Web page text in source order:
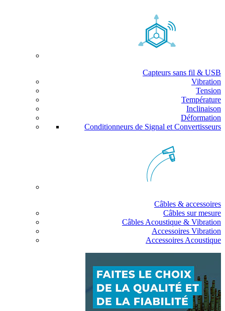
Capteurs sans fil & USB
Vibration
Tension
Température
Inclinaison
Déformation
Conditionneurs de Signal et Convertisseurs
Câbles & accessoires
Câbles sur mesure
Câbles Acoustique & Vibration
Accessoires Vibration
Accessoires Acoustique